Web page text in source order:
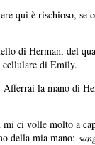
qui è rischioso, se
di Herman, del
cellulare di Emily.
la mano di
ci volle molto a
della mia mano: